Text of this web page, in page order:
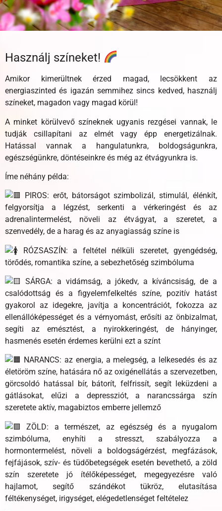
Használj színeket!
Amikor kimerültnek érzed magad, lecsökkent az
energiaszinted és igazán semmihez sincs kedved, használj
színeket, magadon vagy magad körül!
A minket körülvevő színeknek ugyanis rezgései vannak, le
tudják csillapítani az elmét vagy épp energetizálnak.
Hatással vannak a hangulatunkra, boldogságunkra,
egészségünkre, döntéseinkre és még az étvágyunkra is.
Íme néhány példa:
PIROS: erőt, bátorságot szimbolizál, stimulál, élénkít,
felgyorsítja a légzést, serkenti a vérkeringést és az
adrenalintermelést, növeli az étvágyat, a szeretet, a
szenvedély, de a harag és az anyagiasság színe is
RÓZSASZÍN: a feltétel nélküli szeretet, gyengédség,
törődés, romantika színe, a sebezhetőség szimbóluma
SÁRGA: a vidámság, a jókedv, a kíváncsiság, de a
csalódottság és a figyelemfelkeltés színe, pozitív hatást
gyakorol az idegekre, javítja a koncentrációt, fokozza az
ellenállóképességet és a vérnyomást, erősíti az önbizalmat,
segíti az emésztést, a nyirokkeringést, de hányinger,
hasmenés esetén érdemes kerülni ezt a színt
NARANCS: az energia, a melegség, a lelkesedés és az
életöröm színe, hatására nő az oxigénellátás a szervezetben,
görcsoldó hatással bír, bátorít, felfrissít, segít leküzdeni a
gátlásokat, elűzi a depressziót, a narancssárga szín
szeretete aktív, magabiztos emberre jellemző
ZÖLD: a természet, az egészség és a nyugalom
szimbóluma, enyhíti a stresszt, szabályozza a
hormontermelést, növeli a boldogságérzést, megfázások,
fejfájások, szív- és tüdőbetegségek esetén bevethető, a zöld
szín szeretete jó ítélőképességet, megegyezésre való
hajlamot, segítő szándékot tükröz, elutasítása
féltékenységet, irigységet, elégedetlenséget feltételez